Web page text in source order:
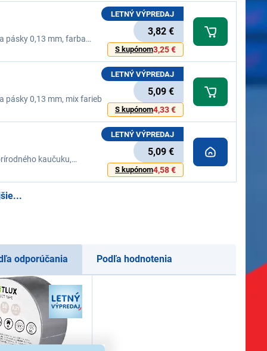
pásky 0,13 mm, farba
LETNÝ VÝPREDAJ
3,82 €
S kupónom3,25 €
pásky 0,13 mm, mix farieb
LETNÝ VÝPREDAJ
5,09 €
S kupónom4,33 €
kaučuku,
LETNÝ VÝPREDAJ
5,09 €
S kupónom4,58 €
odporúčania Podľa hodnotenia